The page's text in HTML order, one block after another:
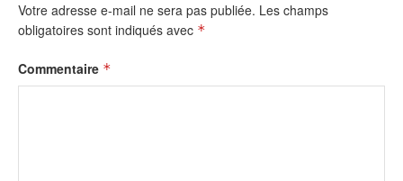
Votre adresse e-mail ne sera pas publiée. Les champs
obligatoires sont indiqués avec *
Commentaire *